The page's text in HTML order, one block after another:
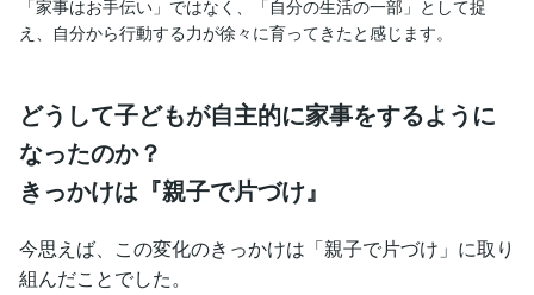
「家事はお手伝い」ではなく、「自分の生活の一部」として捉
え、自分から行動する力が徐々に育ってきたと感じます。
どうして子どもが自主的に家事をするように
なったのか？
きっかけは『親子で片づけ』
今思えば、この変化のきっかけは「親子で片づけ」に取り
組んだことでした。